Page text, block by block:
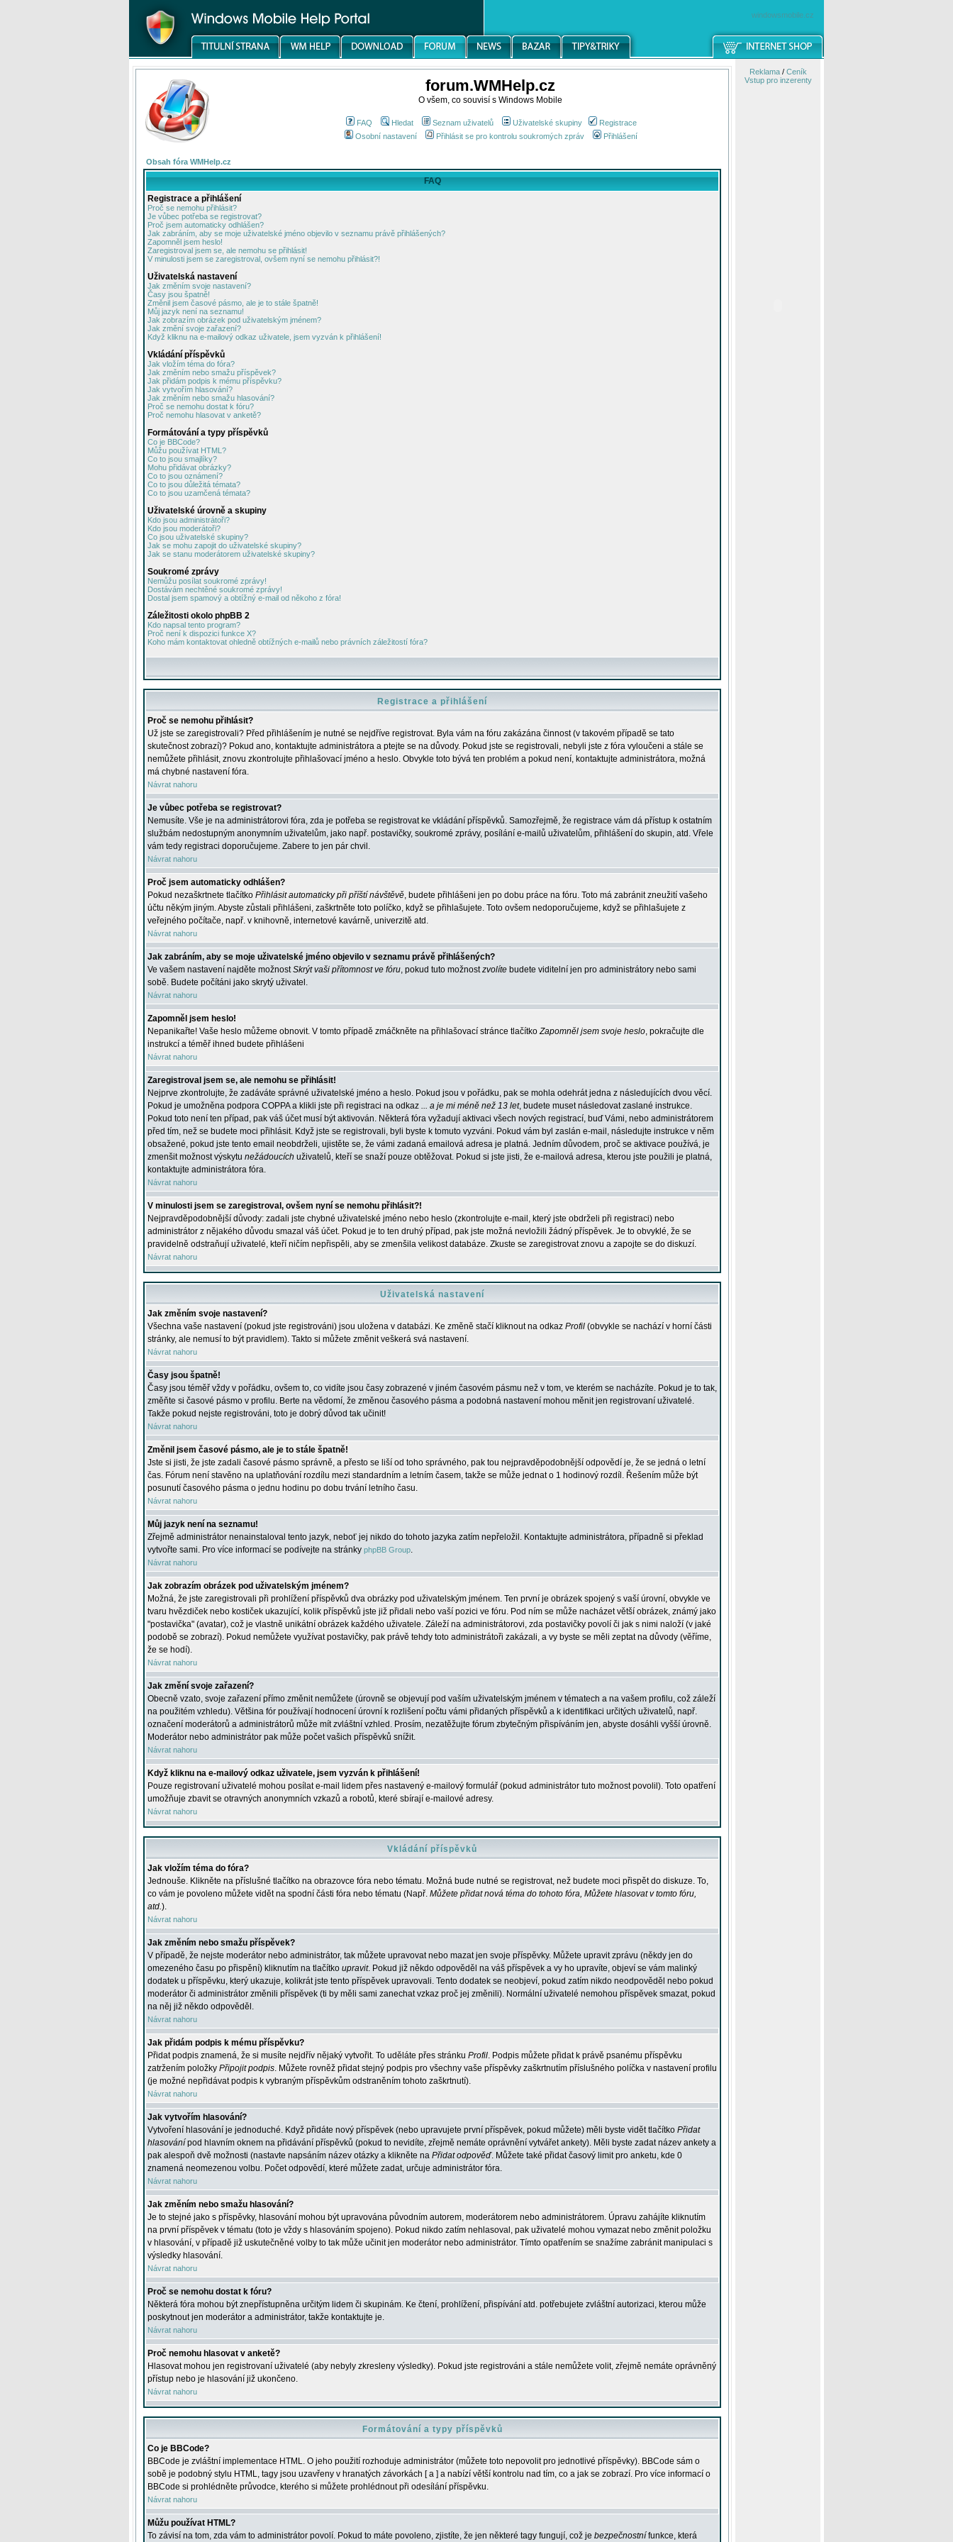
windowsmobile.cz
forum.WMHelp.cz
O všem, co souvisí s Windows Mobile
FAQ Hledat Seznam uživatelů Uživatelské skupiny
Registrace
Osobní nastavení
Přihlásit se pro kontrolu soukromých zpráv Přihlášení
Obsah fóra WMHelp.cz
FAQ
Registrace a přihlášení
Proč se nemohu přihlásit?
Je vůbec potřeba se registrovat?
Proč jsem automaticky odhlášen?
Jak zabráním, aby se moje uživatelské jméno objevilo v seznamu právě přihlášených?
Zapomněl jsem heslo!
Zaregistroval jsem se, ale nemohu se přihlásit!
V minulosti jsem se zaregistroval, ovšem nyní se nemohu přihlásit?!
Uživatelská nastavení
Jak změním svoje nastavení?
Časy jsou špatně!
Změnil jsem časové pásmo, ale je to stále špatně!
Můj jazyk není na seznamu!
Jak zobrazím obrázek pod uživatelským jménem?
Jak změní svoje zařazení?
Když kliknu na e-mailový odkaz uživatele, jsem vyzván k přihlášení!
Vkládání příspěvků
Jak vložím téma do fóra?
Jak změním nebo smažu příspěvek?
Jak přidám podpis k mému příspěvku?
Jak vytvořím hlasování?
Jak změním nebo smažu hlasování?
Proč se nemohu dostat k fóru?
Proč nemohu hlasovat v anketě?
Formátování a typy příspěvků
Co je BBCode?
Můžu používat HTML?
Co to jsou smajlíky?
Mohu přidávat obrázky?
Co to jsou oznámení?
Co to jsou důležitá témata?
Co to jsou uzamčená témata?
Uživatelské úrovně a skupiny
Kdo jsou administrátoři?
Kdo jsou moderátoři?
Co jsou uživatelské skupiny?
Jak se mohu zapojit do uživatelské skupiny?
Jak se stanu moderátorem uživatelské skupiny?
Soukromé zprávy
Nemůžu posílat soukromé zprávy!
Dostávám nechtěné soukromé zprávy!
Dostal jsem spamový a obtížný e-mail od někoho z fóra!
Záležitosti okolo phpBB 2
Kdo napsal tento program?
Proč není k dispozici funkce X?
Koho mám kontaktovat ohledně obtížných e-mailů nebo právních záležitostí fóra?
Registrace a přihlášení
Proč se nemohu přihlásit?
Už jste se zaregistrovali? Před přihlášením je nutné se nejdříve registrovat. Byla vám na fóru zakázána činnost (v takovém případě se tato
skutečnost zobrazí)? Pokud ano, kontaktujte administrátora a ptejte se na důvody. Pokud jste se registrovali, nebyli jste z fóra vyloučeni a stále se
nemůžete přihlásit, znovu zkontrolujte přihlašovací jméno a heslo. Obvykle toto bývá ten problém a pokud není, kontaktujte administrátora, možná
má chybné nastavení fóra.
Návrat nahoru
Je vůbec potřeba se registrovat?
Nemusíte. Vše je na administrátorovi fóra, zda je potřeba se registrovat ke vkládání příspěvků. Samozřejmě, že registrace vám dá přístup k ostatním
službám nedostupným anonymním uživatelům, jako např. postavičky, soukromé zprávy, posílání e-mailů uživatelům, přihlášení do skupin, atd. Vřele
vám tedy registraci doporučujeme. Zabere to jen pár chvil.
Návrat nahoru
Proč jsem automaticky odhlášen?
Pokud nezaškrtnete tlačítko Přihlásit automaticky při příští návštěvě, budete přihlášeni jen po dobu práce na fóru. Toto má zabránit zneužití vašeho
účtu někým jiným. Abyste zůstali přihlášeni, zaškrtněte toto políčko, když se přihlašujete. Toto ovšem nedoporučujeme, když se přihlašujete z
veřejného počítače, např. v knihovně, internetové kavárně, univerzitě atd.
Návrat nahoru
Jak zabráním, aby se moje uživatelské jméno objevilo v seznamu právě přihlášených?
Ve vašem nastavení najděte možnostSkrýt vaši přítomnost ve fóru, pokud tuto možnostzvolíte budete viditelní jen pro administrátory nebo sami
sobě. Budete počítáni jako skrytý uživatel.
Návrat nahoru
Zapomněl jsem heslo!
Nepanikařte! Vaše heslo můžeme obnovit. V tomto případě zmáčkněte na přihlašovací stránce tlačítkoZapomněl jsem svoje heslo, pokračujte dle
instrukcí a téměř ihned budete přihlášeni
Návrat nahoru
Zaregistroval jsem se, ale nemohu se přihlásit!
Nejprve zkontrolujte, že zadáváte správné uživatelské jméno a heslo. Pokud jsou v pořádku, pak se mohla odehrát jedna z následujících dvou věcí.
Pokud je umožněna podpora COPPA a klikli jste při registraci na odkaz ... a je mi méně než 13 let, budete muset následovat zaslané instrukce.
Pokud toto není ten případ, pak váš účet musí být aktivován. Některá fóra vyžadují aktivaci všech nových registrací, buď Vámi, nebo administrátorem
před tím, než se budete moci přihlásit. Když jste se registrovali, byli byste k tomuto vyzváni. Pokud vám byl zaslán e-mail, následujte instrukce v něm
obsažené, pokud jste tento email neobdrželi, ujistěte se, že vámi zadaná emailová adresa je platná. Jedním důvodem, proč se aktivace používá, je
zmenšit možnost výskytu nežádoucích uživatelů, kteří se snaží pouze obtěžovat. Pokud si jste jisti, že e-mailová adresa, kterou jste použili je platná,
kontaktujte administrátora fóra.
Návrat nahoru
V minulosti jsem se zaregistroval, ovšem nyní se nemohu přihlásit?!
Nejpravděpodobnější důvody: zadali jste chybné uživatelské jméno nebo heslo (zkontrolujte e-mail, který jste obdrželi při registraci) nebo
administrátor z nějakého důvodu smazal váš účet. Pokud je to ten druhý případ, pak jste možná nevložili žádný příspěvek. Je to obvyklé, že se
pravidelně odstraňují uživatelé, kteří ničím nepřispěli, aby se zmenšila velikost databáze. Zkuste se zaregistrovat znovu a zapojte se do diskuzí.
Návrat nahoru
Uživatelská nastavení
Jak změním svoje nastavení?
Všechna vaše nastavení (pokud jste registrováni) jsou uložena v databázi. Ke změně stačí kliknout na odkaz Profil (obvykle se nachází v horní části
stránky, ale nemusí to být pravidlem). Takto si můžete změnit veškerá svá nastavení.
Návrat nahoru
Časy jsou špatně!
Časy jsou téměř vždy v pořádku, ovšem to, co vidíte jsou časy zobrazené v jiném časovém pásmu než v tom, ve kterém se nacházíte. Pokud je to tak,
změňte si časové pásmo v profilu. Berte na vědomí, že změnou časového pásma a podobná nastavení mohou měnit jen registrovaní uživatelé.
Takže pokud nejste registrováni, toto je dobrý důvod tak učinit!
Návrat nahoru
Změnil jsem časové pásmo, ale je to stále špatně!
Jste si jisti, že jste zadali časové pásmo správně, a přesto se liší od toho správného, pak tou nejpravděpodobnější odpovědí je, že se jedná o letní
čas. Fórum není stavěno na uplatňování rozdílu mezi standardním a letním časem, takže se může jednat o 1 hodinový rozdíl. Řešením může být
posunutí časového pásma o jednu hodinu po dobu trvání letního času.
Návrat nahoru
Můj jazyk není na seznamu!
Zřejmě administrátor nenainstaloval tento jazyk, neboť jej nikdo do tohoto jazyka zatím nepřeložil. Kontaktujte administrátora, případně si překlad
vytvořte sami. Pro více informací se podívejte na stránky phpBB Group.
Návrat nahoru
Jak zobrazím obrázek pod uživatelským jménem?
Možná, že jste zaregistrovali při prohlížení příspěvků dva obrázky pod uživatelským jménem. Ten první je obrázek spojený s vaší úrovní, obvykle ve
tvaru hvězdiček nebo kostiček ukazující, kolik příspěvků jste již přidali nebo vaší pozici ve fóru. Pod ním se může nacházet větší obrázek, známý jako
"postavička" (avatar), což je vlastně unikátní obrázek každého uživatele. Záleží na administrátorovi, zda postavičky povolí či jak s nimi naloží (v jaké
podobě se zobrazí). Pokud nemůžete využívat postavičky, pak právě tehdy toto administrátoři zakázali, a vy byste se měli zeptat na důvody (věříme,
že se hodí).
Návrat nahoru
Jak změní svoje zařazení?
Obecně vzato, svoje zařazení přímo změnit nemůžete (úrovně se objevují pod vaším uživatelským jménem v tématech a na vašem profilu, což záleží
na použitém vzhledu). Většina fór používají hodnocení úrovní k rozlišení počtu vámi přidaných příspěvků a k identifikaci určitých uživatelů, např.
označení moderátorů a administrátorů může mít zvláštní vzhled. Prosím, nezatěžujte fórum zbytečným přispíváním jen, abyste dosáhli vyšší úrovně.
Moderátor nebo administrátor pak může počet vašich příspěvků snížit.
Návrat nahoru
Když kliknu na e-mailový odkaz uživatele, jsem vyzván k přihlášení!
Pouze registrovaní uživatelé mohou posílat e-mail lidem přes nastavený e-mailový formulář (pokud administrátor tuto možnost povolil). Toto opatření
umožňuje zbavit se otravných anonymních vzkazů a robotů, které sbírají e-mailové adresy.
Návrat nahoru
Vkládání příspěvků
Jak vložím téma do fóra?
Jednouše. Klikněte na příslušné tlačítko na obrazovce fóra nebo tématu. Možná bude nutné se registrovat, než budete moci přispět do diskuze. To,
co vám je povoleno můžete vidět na spodní části fóra nebo tématu (Např. Můžete přidat nová téma do tohoto fóra, Můžete hlasovat v tomto fóru,
atd.).
Návrat nahoru
Jak změním nebo smažu příspěvek?
V případě, že nejste moderátor nebo administrátor, tak můžete upravovat nebo mazat jen svoje příspěvky. Můžete upravit zprávu (někdy jen do
omezeného času po přispění) kliknutím na tlačítko upravit. Pokud již někdo odpověděl na váš příspěvek a vy ho upravíte, objeví se vám malinký
dodatek u příspěvku, který ukazuje, kolikrát jste tento příspěvek upravovali. Tento dodatek se neobjeví, pokud zatím nikdo neodpověděl nebo pokud
moderátor či administrátor změnili příspěvek (ti by měli sami zanechat vzkaz proč jej změnili). Normální uživatelé nemohou příspěvek smazat, pokud
na něj již někdo odpověděl.
Návrat nahoru
Jak přidám podpis k mému příspěvku?
Přidat podpis znamená, že si musíte nejdřív nějaký vytvořit. To uděláte přes stránku Profil. Podpis můžete přidat k právě psanému příspěvku
zatržením položky Připojit podpis. Můžete rovněž přidat stejný podpis pro všechny vaše příspěvky zaškrtnutím příslušného políčka v nastavení profilu
(je možné nepřidávat podpis k vybraným příspěvkům odstraněním tohoto zaškrtnutí).
Návrat nahoru
Jak vytvořím hlasování?
Vytvoření hlasování je jednoduché. Když přidáte nový příspěvek (nebo upravujete první příspěvek, pokud můžete) měli byste vidět tlačítko Přidat
hlasování pod hlavním oknem na přidávání příspěvků (pokud to nevidíte, zřejmě nemáte oprávnění vytvářet ankety). Měli byste zadat název ankety a
pak alespoň dvě možnosti (nastavte napsáním název otázky a klikněte na Přidat odpověď. Můžete také přidat časový limit pro anketu, kde 0
znamená neomezenou volbu. Počet odpovědí, které můžete zadat, určuje administrátor fóra.
Návrat nahoru
Jak změním nebo smažu hlasování?
Je to stejné jako s příspěvky, hlasování mohou být upravována původním autorem, moderátorem nebo administrátorem. Úpravu zahájíte kliknutím
na první příspěvek v tématu (toto je vždy s hlasováním spojeno). Pokud nikdo zatím nehlasoval, pak uživatelé mohou vymazat nebo změnit položku
v hlasování, v případě již uskutečněné volby to tak může učinit jen moderátor nebo administrátor. Tímto opatřením se snažíme zabránit manipulaci s
výsledky hlasování.
Návrat nahoru
Proč se nemohu dostat k fóru?
Některá fóra mohou být znepřístupněna určitým lidem či skupinám. Ke čtení, prohlížení, přispívání atd. potřebujete zvláštní autorizaci, kterou může
poskytnout jen moderátor a administrátor, takže kontaktujte je.
Návrat nahoru
Proč nemohu hlasovat v anketě?
Hlasovat mohou jen registrovaní uživatelé (aby nebyly zkresleny výsledky). Pokud jste registrováni a stále nemůžete volit, zřejmě nemáte oprávněný
přístup nebo je hlasování již ukončeno.
Návrat nahoru
Formátování a typy příspěvků
Co je BBCode?
BBCode je zvláštní implementace HTML. O jeho použití rozhoduje administrátor (můžete toto nepovolit pro jednotlivé příspěvky). BBCode sám o
sobě je podobný stylu HTML, tagy jsou uzavřeny v hranatých závorkách [ a ] a nabízí větší kontrolu nad tím, co a jak se zobrazí. Pro více informací o
BBCode si prohlédněte průvodce, kterého si můžete prohlédnout při odesílání příspěvku.
Návrat nahoru
Můžu používat HTML?
To závisí na tom, zda vám to administrátor povolí. Pokud to máte povoleno, zjistíte, že jen některé tagy fungují, což je bezpečnostní funkce, která
Reklama/ Ceník
Vstup pro inzerenty